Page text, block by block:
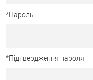
*Пароль
*Підтвердження пароля